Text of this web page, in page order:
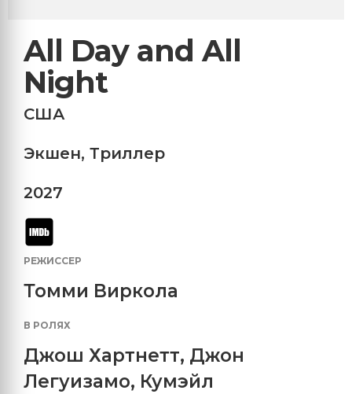
All Day and All
Night
США
Экшен, Триллер
2027
РЕЖИССЕР
Томми Виркола
В РОЛЯХ
Джош Хартнетт, Джон
Легуизамо, Кумэйл